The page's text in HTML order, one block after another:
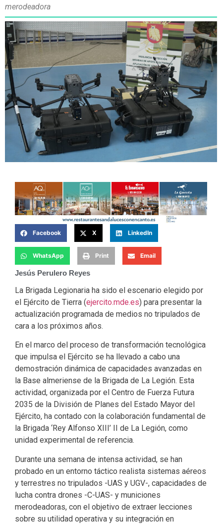
merodeadora
Facebook X LinkedIn
WhatsApp Print Email
Jesús Perulero Reyes
La Brigada Legionaria ha sido el escenario elegido por
el Ejército de Tierra (ejercito.mde.es) para presentar la
actualización programada de medios no tripulados de
cara a los próximos años.
En el marco del proceso de transformación tecnológica
que impulsa el Ejército se ha llevado a cabo una
demostración dinámica de capacidades avanzadas en
la Base almeriense de la Brigada de La Legión. Esta
actividad, organizada por el Centro de Fuerza Futura
2035 de la División de Planes del Estado Mayor del
Ejército, ha contado con la colaboración fundamental de
la Brigada ‘Rey Alfonso XIII’ II de La Legión, como
unidad experimental de referencia.
Durante una semana de intensa actividad, se han
probado en un entorno táctico realista sistemas aéreos
y terrestres no tripulados -UAS y UGV-, capacidades de
lucha contra drones -C-UAS- y municiones
merodeadoras, con el objetivo de extraer lecciones
sobre su utilidad operativa y su integración en